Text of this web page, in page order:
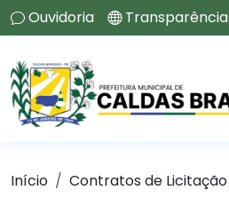
Ouvidoria Transparência
Início Contratos de Licitação